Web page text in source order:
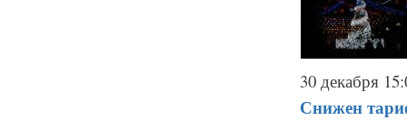
30 декабря
Снижен